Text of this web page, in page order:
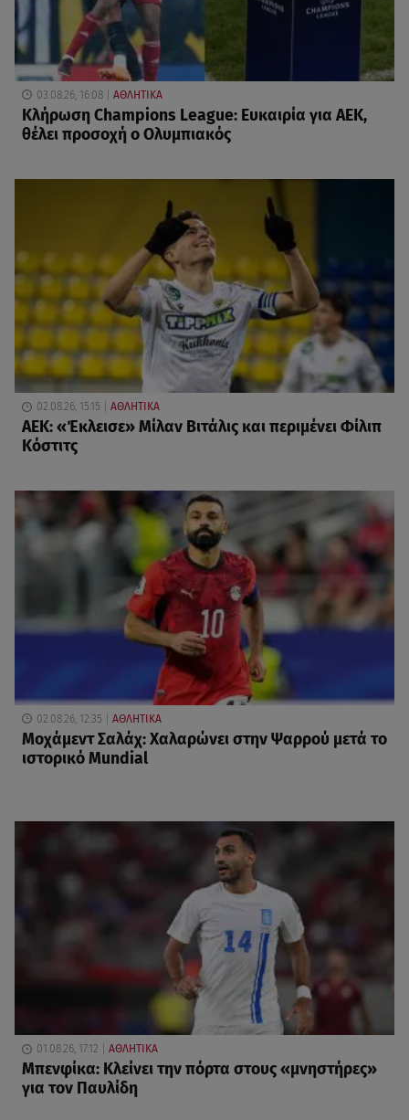
03.08.26, 16:08 ΑΘΛΗΤΙΚΑ
Κλήρωση Champions League: Ευκαιρία για ΑΕΚ,
θέλει προσοχή ο Ολυμπιακός
02.08.26, 15:15 ΑΘΛΗΤΙΚΑ
ΑΕΚ: «Έκλεισε» Μίλαν Βιτάλις και περιμένει Φίλιπ
Κόστιτς
02.08.26, 12:35 ΑΘΛΗΤΙΚΑ
Μοχάμεντ Σαλάχ: Χαλαρώνει στην Ψαρρού μετά το
ιστορικό Mundial
01.08.26, 17:12 ΑΘΛΗΤΙΚΑ
Μπενφίκα: Κλείνει την πόρτα στους «μνηστήρες»
για τον Παυλίδη